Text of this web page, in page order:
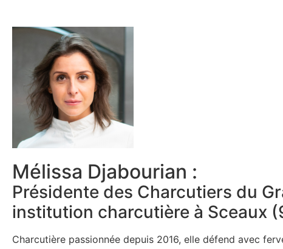
Mélissa Djabourian :
Présidente des Charcutiers du
institution charcutière à Sceaux
Charcutière passionnée depuis 2016, elle défend avec